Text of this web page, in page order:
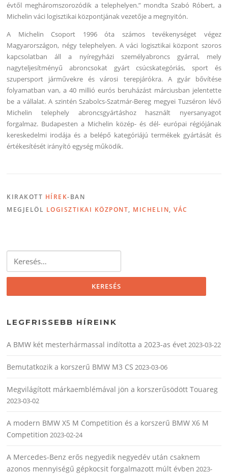
évtől megháromszorozódik a telephelyen.” mondta Szabó Róbert, a
Michelin váci logisztikai központjának vezetője a megnyitón.
A Michelin Csoport 1996 óta számos tevékenységet végez
Magyarországon, négy telephelyen. A váci logisztikai központ szoros
kapcsolatban áll a nyíregyházi személyabroncs gyárral, mely
nagyteljesítményű abroncsokat gyárt csúcskategóriás, sport és
szupersport járművekre és városi terepjárókra. A gyár bővítése
folyamatban van, a 40 millió eurós beruházást márciusban jelentette
be a vállalat. A szintén Szabolcs-Szatmár-Bereg megyei Tuzséron lévő
Michelin telephely abroncsgyártáshoz használt nyersanyagot
forgalmaz. Budapesten a Michelin közép- és dél- európai régiójának
kereskedelmi irodája és a belépő kategóriájú termékek gyártását és
értékesítését irányító egység működik.
KIRAKOTT HÍREK-BAN
MEGJELÖL LOGISZTIKAI KÖZPONT, MICHELIN,VÁC
LEGFRISSEBB HÍREINK
A BMW két mesterhármassal indította a 2023-as évet2023-03-22
Bemutatkozik a korszerű BMW M3 CS 2023-03-06
Megvilágított márkaemblémával jön a korszerűsödött Touareg
2023-03-02
A modern BMW X5 M Competition és a korszerű BMW X6 M
Competition 2023-02-24
A Mercedes-Benz erős negyedik negyedév után csaknem
azonos mennyiségű gépkocsit forgalmazott múlt évben 2023-